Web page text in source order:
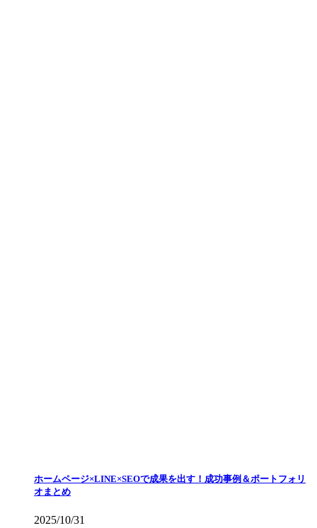
ホームページ×LINE×SEOで成果を出す！成功事例＆ポートフォリ
オまとめ
2025/10/31